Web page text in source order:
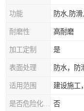
功能 防水,防
耐磨性 高耐磨
加工定制 是
表面处理 防水，防
适用范围 建设施工
否